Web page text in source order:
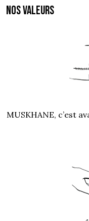
NOS VALEURS
MUSKHANE, c’est